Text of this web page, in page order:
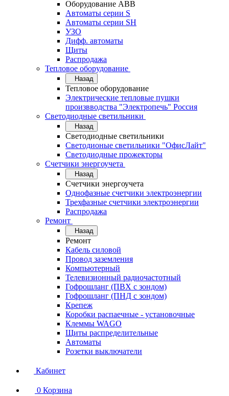
Оборудование АВВ
Автоматы серии S
Автоматы серии SH
УЗО
Дифф. автоматы
Щиты
Распродажа
Тепловое оборудование
Назад
Тепловое оборудование
Электрические тепловые пушки
произвводства "Электропечь" Россия
Светодиодные светильники
Назад
Светодиодные светильники
Светодионые светильники "ОфисЛайт"
Светодиодные прожекторы
Счетчики энергоучета
Назад
Счетчики энергоучета
Однофазные счетчики электроэнергии
Трехфазные счетчики электроэнергии
Распродажа
Ремонт
Назад
Ремонт
Кабель силовой
Провод заземления
Компьютерный
Телевизионный радиочастотный
Гофрошланг (ПВХ с зондом)
Гофрошланг (ПНД с зондом)
Крепеж
Коробки распаечные - установочные
Клеммы WAGO
Щиты распределительные
Автоматы
Розетки выключатели
Кабинет
0 Корзина